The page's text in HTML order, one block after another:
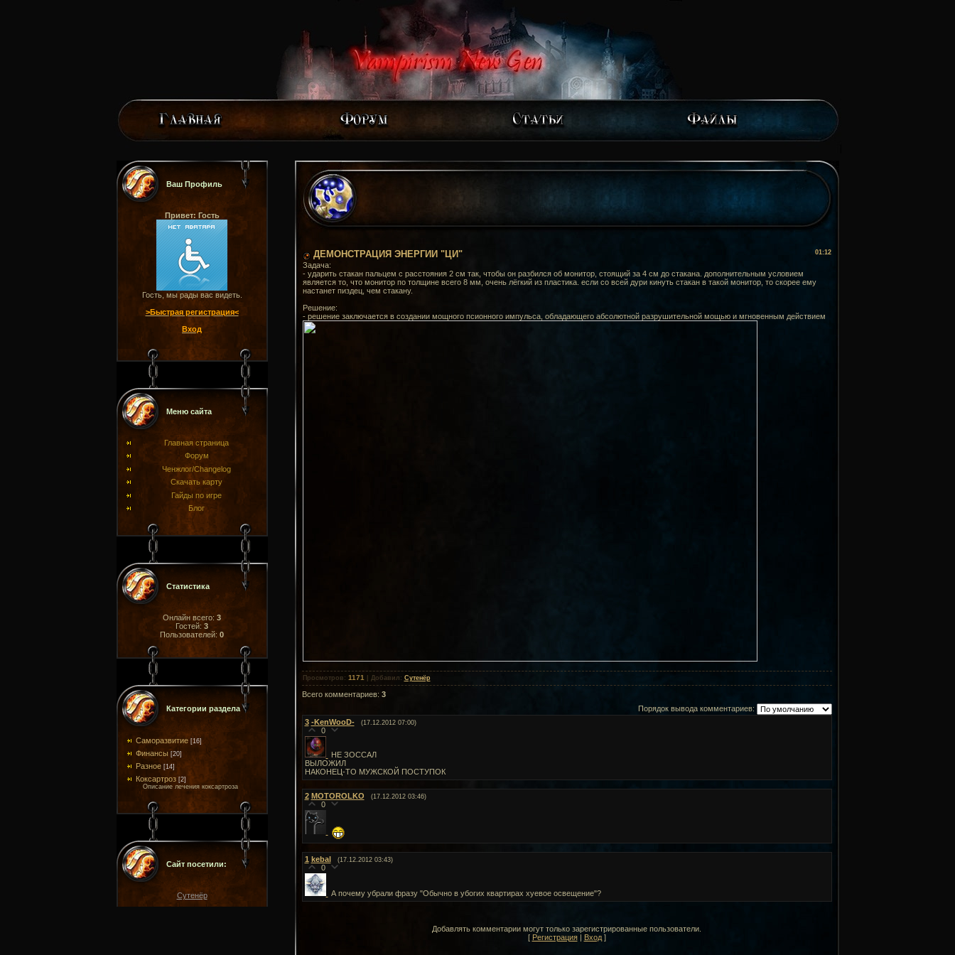
Ваш Профиль
Привет: Гость
Гость, мы рады вас видеть.
>Быстрая регистрация<
Вход
Меню сайта
Главная страница
Форум
Ченжлог/Changelog
Скачать карту
Гайды по игре
Блог
Статистика
Онлайн всего: 3
Гостей: 3
Пользователей: 0
Категории раздела
Саморазвитие [16]
Финансы [20]
Разное [14]
Коксартроз [2]
Описание лечения коксартроза
Сайт посетили:
Сутенёр
01:12
ДЕМОНСТРАЦИЯ ЭНЕРГИИ "ЦИ"
Задача:
- ударить стакан пальцем с расстояния 2 см так, чтобы он разбился об монитор, стоящий за 4 см до стакана. дополнительным условием
является то, что монитор по толщине всего 8 мм, очень лёгкий из пластика. если со всей дури кинуть стакан в такой монитор, то скорее ему
настанет пиздец, чем стакану.
Решение:
- решение заключается в создании мощного псионного импульса, обладающего абсолютной разрушительной мощью и мгновенным действием
Просмотров : 1171| Добавил : Сутенёр
Всего комментариев: 3
Порядок вывода комментариев:
3 -KenWooD- (17.12.2012 07:00)
0
НЕ ЗОССАЛ
ВЫЛОЖИЛ
НАКОНЕЦ-ТО МУЖСКОЙ ПОСТУПОК
2 MOTOROLKO (17.12.2012 03:46)
0
1 kebal (17.12.2012 03:43)
0
А почему убрали фразу "Обычно в убогих квартирах хуевое освещение"?
Добавлять комментарии могут только зарегистрированные пользователи.
[ Регистрация| Вход]